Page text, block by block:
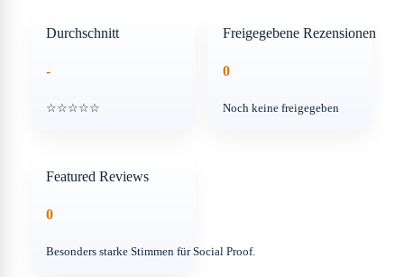
Durchschnitt
-
☆☆☆☆☆
Freigegebene Rezensionen
0
Noch keine freigegeben
Featured Reviews
0
Besonders starke Stimmen für Social Proof.